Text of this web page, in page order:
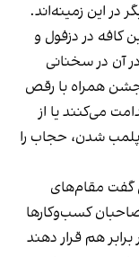
در این زمینه‌اند.
کافه در دزفول و
آن در سخنانی
جشن همراه با رقص
می‌کنند یا از
شدن، حجاب را
گفت مقام‌های
کسب‌وکارها
هم قرار دهند